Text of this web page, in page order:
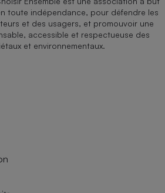
toute indépendance, pour défendre les
et des usagers, et promouvoir une
accessible et respectueuse des
et environnementaux.